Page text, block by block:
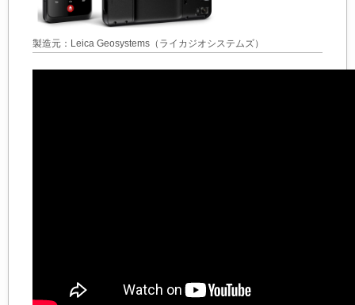
製造元：Leica Geosystems（ライカジオシステムズ）